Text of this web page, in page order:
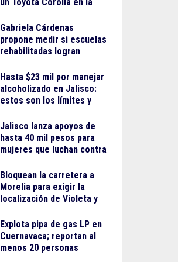
Gabriela Cárdenas
propone medir si escuelas
rehabilitadas logran
escolar
Hasta $23 mil por manejar
alcoholizado en Jalisco:
estos son los límites y
Jalisco lanza apoyos de
hasta 40 mil pesos para
mujeres que luchan contra
Bloquean la carretera a
Morelia para exigir la
localización de Violeta y
Explota pipa de gas LP en
Cuernavaca; reportan al
menos 20 personas